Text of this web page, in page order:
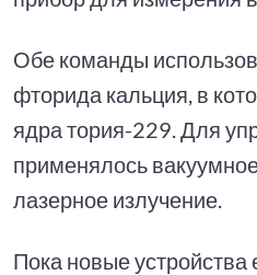
Обе команды
фторида кальция, в
ядра тория-229. Для
применялось
лазерное излучение.
Пока новые